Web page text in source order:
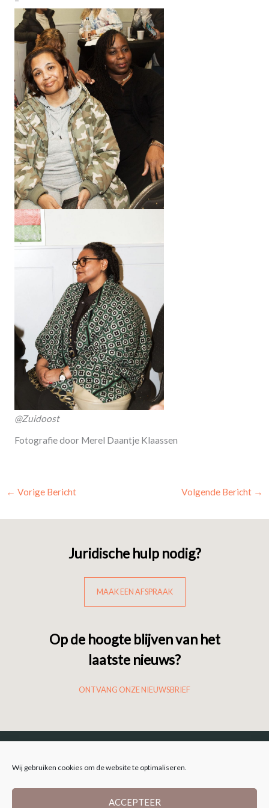
Wij gebruiken cookies om de website te optimaliseren.
ACCEPTEER
@Zuidoost
Fotografie door Merel Daantje Klaassen
← Vorige Bericht Volgende Bericht →
Juridische hulp nodig?
MAAK EEN AFSPRAAK
Op de hoogte blijven van het
laatste nieuws?
ONTVANG ONZE NIEUWSBRIEF